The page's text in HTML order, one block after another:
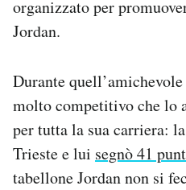
organizzato per
Jordan.
Durante
molto competitivo che lo
per tutta la sua carriera:
Trieste e lui segnò 41
tabellone Jordan non si